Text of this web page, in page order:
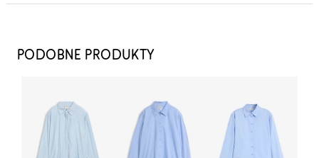
97,99 zł
Mała torebka na ramię
109,99 zł
DODAJ DO KOSZYKA
PODOBNE PRODUKTY